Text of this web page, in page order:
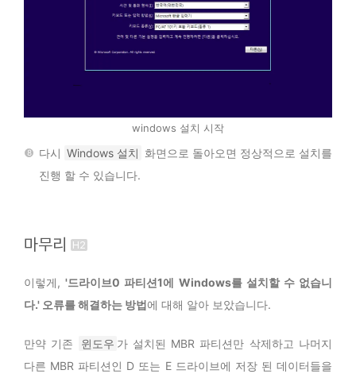
windows 설치 시작
다시 Windows 설치 화면으로 돌아오면 정상적으로 설치를
진행 할 수 있습니다.
마무리
이렇게,'드라이브0 파티션1에 Windows를 설치할 수 없습니
다.' 오류를 해결하는 방법 에 대해 알아 보았습니다.
만약 기존 윈도우 가 설치된 MBR 파티션만 삭제하고 나머지
다른 MBR 파티션인 D 또는 E 드라이브에 저장 된 데이터들을